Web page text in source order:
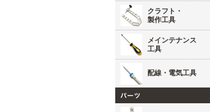
クラフト・
製作工具
メインテナンス
工具
配線・電気工具